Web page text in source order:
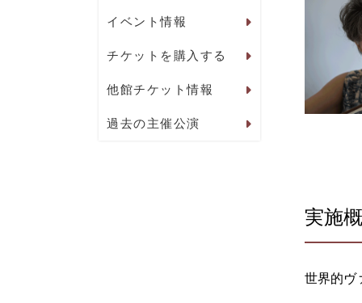
イベント情報
チケットを購入する
他館チケット情報
過去の主催公演
実施
世界的ヴ